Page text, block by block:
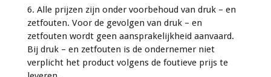
6. Alle prijzen zijn onder voorbehoud van druk – en
zetfouten. Voor de gevolgen van druk – en
zetfouten wordt geen aansprakelijkheid aanvaard.
Bij druk – en zetfouten is de ondernemer niet
verplicht het product volgens de foutieve prijs te